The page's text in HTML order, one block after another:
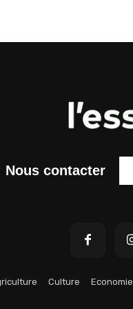
Nous contacter
Culture Economie